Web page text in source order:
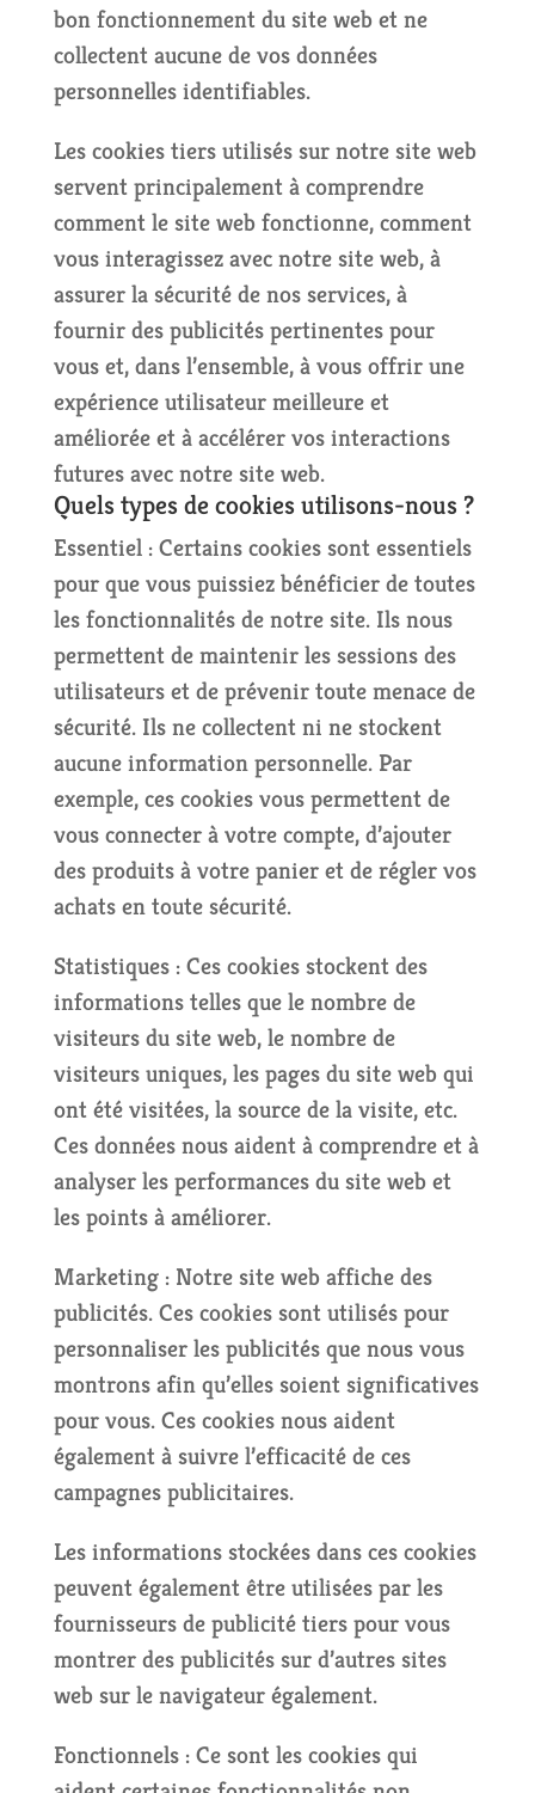
bon fonctionnement du site web et ne
collectent aucune de vos données
personnelles identifiables.
Les cookies tiers utilisés sur notre site web
servent principalement à comprendre
comment le site web fonctionne, comment
vous interagissez avec notre site web, à
assurer la sécurité de nos services, à
fournir des publicités pertinentes pour
vous et, dans l’ensemble, à vous offrir une
expérience utilisateur meilleure et
améliorée et à accélérer vos interactions
futures avec notre site web.
Quels types de cookies utilisons-nous ?
Essentiel : Certains cookies sont essentiels
pour que vous puissiez bénéficier de toutes
les fonctionnalités de notre site. Ils nous
permettent de maintenir les sessions des
utilisateurs et de prévenir toute menace de
sécurité. Ils ne collectent ni ne stockent
aucune information personnelle. Par
exemple, ces cookies vous permettent de
vous connecter à votre compte, d’ajouter
des produits à votre panier et de régler vos
achats en toute sécurité.
Statistiques : Ces cookies stockent des
informations telles que le nombre de
visiteurs du site web, le nombre de
visiteurs uniques, les pages du site web qui
ont été visitées, la source de la visite, etc.
Ces données nous aident à comprendre et à
analyser les performances du site web et
les points à améliorer.
Marketing : Notre site web affiche des
publicités. Ces cookies sont utilisés pour
personnaliser les publicités que nous vous
montrons afin qu’elles soient significatives
pour vous. Ces cookies nous aident
également à suivre l’efficacité de ces
campagnes publicitaires.
Les informations stockées dans ces cookies
peuvent également être utilisées par les
fournisseurs de publicité tiers pour vous
montrer des publicités sur d’autres sites
web sur le navigateur également.
Fonctionnels : Ce sont les cookies qui